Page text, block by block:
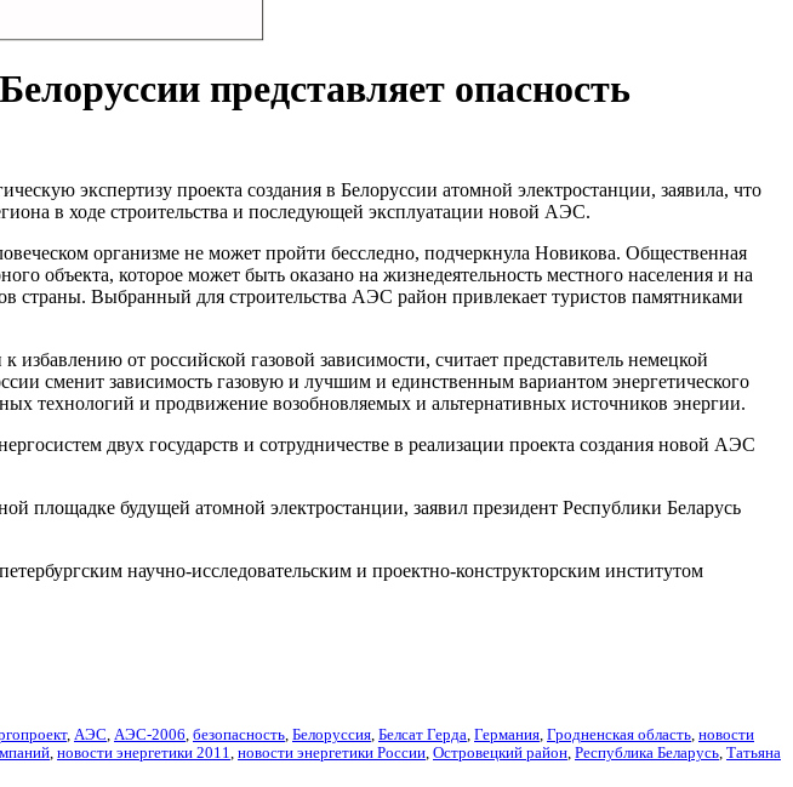
представляет опасность
экспертизу проекта создания в Белоруссии атомной электростанции, заявила, что
в ходе строительства и последующей эксплуатации новой АЭС.
организме не может пройти бесследно, подчеркнула Новикова. Общественная
объекта, которое может быть оказано на жизнедеятельность местного населения и на
Выбранный для строительства АЭС район привлекает туристов памятниками
от российской газовой зависимости, считает представитель немецкой
сменит зависимость газовую и лучшим и единственным вариантом энергетического
технологий и продвижение возобновляемых и альтернативных источников энергии.
двух государств и сотрудничестве в реализации проекта создания новой АЭС
площадке будущей атомной электростанции, заявил президент Республики Беларусь
научно-исследовательским и проектно-конструкторским институтом
, АЭС АЭС-2006 безопасность Белоруссия Белсат Герда Германия Гродненская область новости
новости энергетики 2011 новости энергетики России Островецкий район Республика Беларусь Татьяна